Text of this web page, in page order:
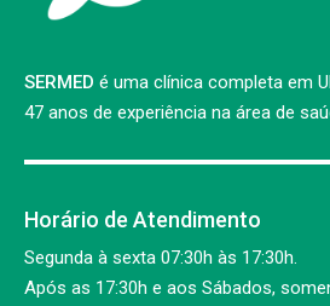
SERMED é uma clínica completa em
47 anos de experiência na área de
Horário de Atendimento
Segunda à sexta 07:30h às 17:30h.
Após as 17:30h e aos Sábados,